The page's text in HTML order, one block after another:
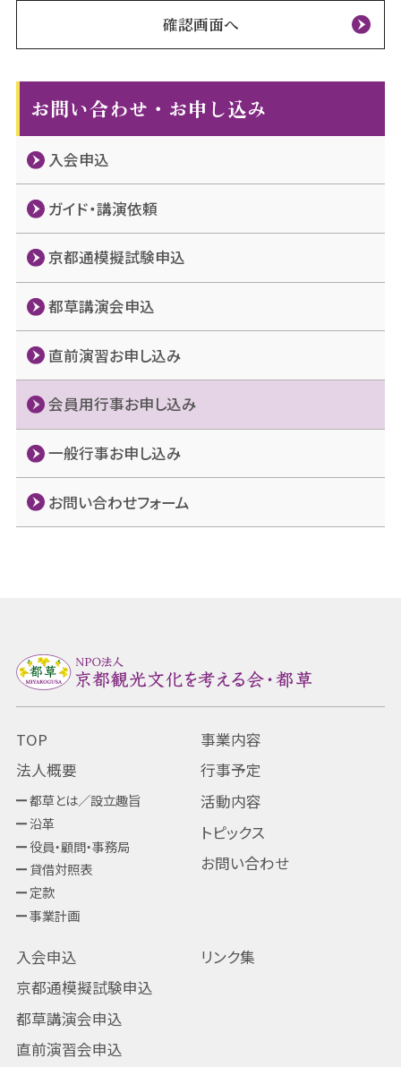
お問い合わせ・お申し込み
入会申込
ガイド・講演依頼
京都通模擬試験申込
都草講演会申込
直前演習お申し込み
会員用行事お申し込み
一般行事お申し込み
お問い合わせフォーム
確認画面へ
TOP
法人概要
都草とは／設立趣旨
沿革
役員・顧問・事務局
貸借対照表
定款
事業計画
事業内容
行事予定
活動内容
トピックス
お問い合わせ
入会申込
京都通模擬試験申込
都草講演会申込
直前演習会申込
リンク集